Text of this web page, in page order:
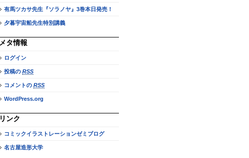
有馬ツカサ先生『ソラノヤ』3巻本日発売！
夕暮宇宙船先生特別講義
メタ情報
ログイン
投稿の RSS
コメントの RSS
WordPress.org
リンク
コミックイラストレーションゼミブログ
名古屋造形大学